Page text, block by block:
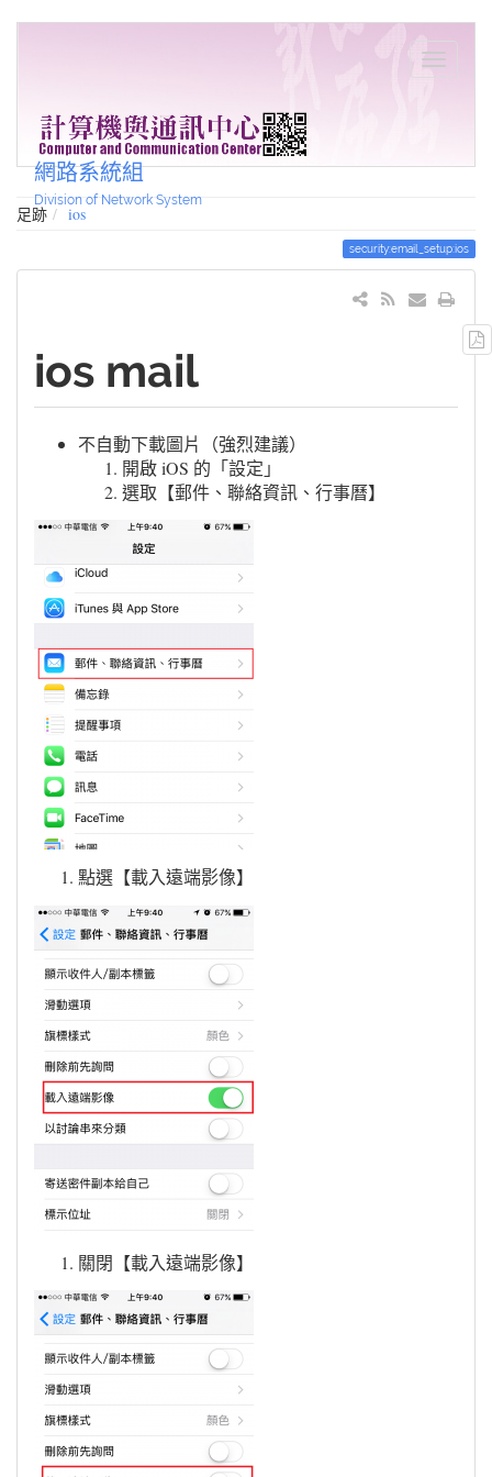
網路系統組
Division of Network System
足跡 ios
security:email_setup:ios
ios mail
不自動下載圖片（強烈建議）
開啟 iOS 的「設定」
選取【郵件、聯絡資訊、行事曆】
點選【載入遠端影像】
關閉【載入遠端影像】